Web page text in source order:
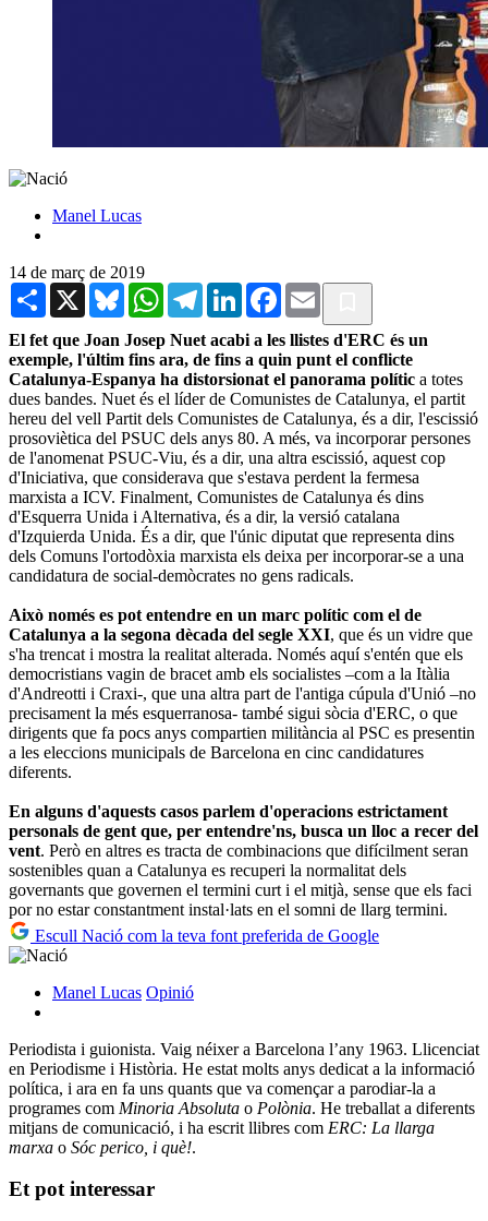
Manel Lucas
14 de març de 2019
Share X BlueskyWhatsAppTelegramLinkedInFacebook
Email
El fet que Joan Josep Nuet acabi a les llistes d'ERC és un
exemple, l'últim fins ara, de fins a quin punt el conflicte
Catalunya-Espanya ha distorsionat el panorama polític a totes
dues bandes. Nuet és el líder de Comunistes de Catalunya, el partit
hereu del vell Partit dels Comunistes de Catalunya, és a dir, l'escissió
prosoviètica del PSUC dels anys 80. A més, va incorporar persones
de l'anomenat PSUC-Viu, és a dir, una altra escissió, aquest cop
d'Iniciativa, que considerava que s'estava perdent la fermesa
marxista a ICV. Finalment, Comunistes de Catalunya és dins
d'Esquerra Unida i Alternativa, és a dir, la versió catalana
d'Izquierda Unida. És a dir, que l'únic diputat que representa dins
dels Comuns l'ortodòxia marxista els deixa per incorporar-se a una
candidatura de social-demòcrates no gens radicals.
Això només es pot entendre en un marc polític com el de
Catalunya a la segona dècada del segle XXI, que és un vidre que
s'ha trencat i mostra la realitat alterada. Només aquí s'entén que els
democristians vagin de bracet amb els socialistes –com a la Itàlia
d'Andreotti i Craxi-, que una altra part de l'antiga cúpula d'Unió –no
precisament la més esquerranosa- també sigui sòcia d'ERC, o que
dirigents que fa pocs anys compartien militància al PSC es presentin
a les eleccions municipals de Barcelona en cinc candidatures
diferents.
En alguns d'aquests casos parlem d'operacions estrictament
personals de gent que, per entendre'ns, busca un lloc a recer del
vent. Però en altres es tracta de combinacions que difícilment seran
sostenibles quan a Catalunya es recuperi la normalitat dels
governants que governen el termini curt i el mitjà, sense que els faci
por no estar constantment instal·lats en el somni de llarg termini.
Escull Nació com la teva font preferida de Google
Manel Lucas Opinió
Periodista i guionista. Vaig néixer a Barcelona l’any 1963. Llicenciat
en Periodisme i Història. He estat molts anys dedicat a la informació
política, i ara en fa uns quants que va començar a parodiar-la a
programes com Minoria Absoluta o Polònia. He treballat a diferents
mitjans de comunicació, i ha escrit llibres com ERC: La llarga
marxa o Sóc perico, i què!.
Et pot interessar